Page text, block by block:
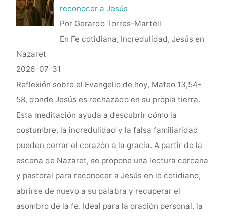
reconocer a Jesús
Por Gerardo Torres-Martell
En Fe cotidiana, Incredulidad, Jesús en
Nazaret
2026-07-31
Reflexión sobre el Evangelio de hoy, Mateo 13,54-
58, donde Jesús es rechazado en su propia tierra.
Esta meditación ayuda a descubrir cómo la
costumbre, la incredulidad y la falsa familiaridad
pueden cerrar el corazón a la gracia. A partir de la
escena de Nazaret, se propone una lectura cercana
y pastoral para reconocer a Jesús en lo cotidiano,
abrirse de nuevo a su palabra y recuperar el
asombro de la fe. Ideal para la oración personal, la